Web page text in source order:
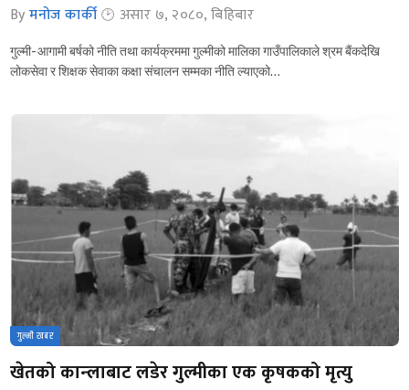
By मनोज कार्की असार ७, २०८०, बिहिबार
गुल्मी- आगामी बर्षको नीति तथा कार्यक्रममा गुल्मीको मालिका गाउँपालिकाले श्रम बैंकदेखि
लोकसेवा र शिक्षक सेवाका कक्षा संचालन सम्मका नीति ल्याएको…
गुल्मी खबर
खेतको कान्लाबाट लडेर गुल्मीका एक कृषकको मृत्यु